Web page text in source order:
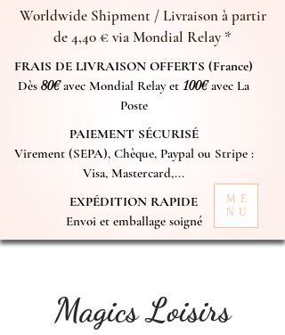
Worldwide Shipment / Livraison à partir
de 4,40 € via Mondial Relay *
FRAIS DE LIVRAISON OFFERTS (France)
Dès 80€avec Mondial Relay et 100€avec La
Poste
PAIEMENT SÉCURISÉ
Virement (SEPA), Chèque, Paypal ou Stripe :
Visa, Mastercard,...
EXPÉDITION RAPIDE
Envoi et emballage soigné
ME
NU
Magics Loisirs